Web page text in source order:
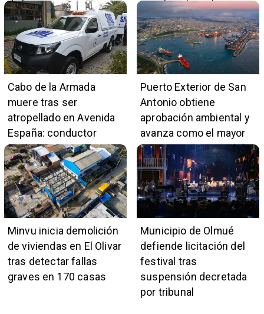
de la Orquesta Marga
Marga
impulso al empleo y
comercio local
Cabo de la Armada
muere tras ser
atropellado en Avenida
España: conductor
también pertenece a la
institución naval
Puerto Exterior de San
Antonio obtiene
aprobación ambiental y
avanza como el mayor
proyecto portuario del
país
Minvu inicia demolición
de viviendas en El Olivar
tras detectar fallas
graves en 170 casas
Municipio de Olmué
defiende licitación del
festival tras
suspensión decretada
por tribunal